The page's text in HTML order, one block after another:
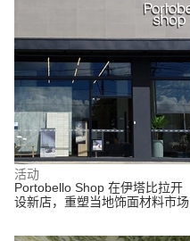
活动
Portobello Shop 在伊塔比拉开
设新店，重塑当地饰面材料市场